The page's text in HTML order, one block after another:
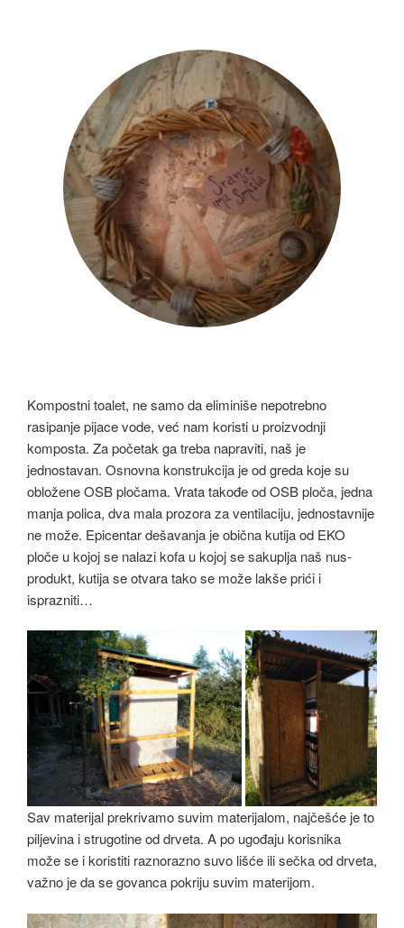
Kompostni toalet, ne samo da eliminiše nepotrebno
rasipanje pijace vode, već nam koristi u proizvodnji
komposta. Za početak ga treba napraviti, naš je
jednostavan. Osnovna konstrukcija je od greda koje su
obložene OSB pločama. Vrata takođe od OSB ploča, jedna
manja polica, dva mala prozora za ventilaciju, jednostavnije
ne može. Epicentar dešavanja je obična kutija od EKO
ploče u kojoj se nalazi kofa u kojoj se sakuplja naš nus-
produkt, kutija se otvara tako se može lakše prići i
isprazniti…
Sav materijal prekrivamo suvim materijalom, najčešće je to
piljevina i strugotine od drveta. A po ugođaju korisnika
može se i koristiti raznorazno suvo lišće ili sečka od drveta,
važno je da se govanca pokriju suvim materijom.